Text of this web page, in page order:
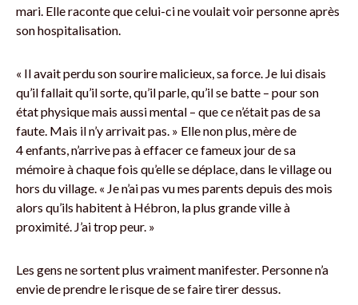
mari. Elle raconte que celui-ci ne voulait voir personne après
son hospitalisation.
« Il avait perdu son sourire malicieux, sa force. Je lui disais
qu’il fallait qu’il sorte, qu’il parle, qu’il se batte – pour son
état physique mais aussi mental – que ce n’était pas de sa
faute. Mais il n’y arrivait pas. » Elle non plus, mère de
4 enfants, n’arrive pas à effacer ce fameux jour de sa
mémoire à chaque fois qu’elle se déplace, dans le village ou
hors du village. « Je n’ai pas vu mes parents depuis des mois
alors qu’ils habitent à Hébron, la plus grande ville à
proximité. J’ai trop peur. »
Les gens ne sortent plus vraiment manifester. Personne n’a
envie de prendre le risque de se faire tirer dessus.